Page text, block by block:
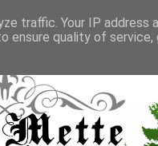
__ _ ___
traffic. Your IP address
ensure quality of service,